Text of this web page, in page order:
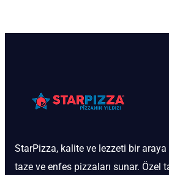
StarPizza, kalite ve lezzeti bir araya
taze ve enfes pizzaları sunar. Özel